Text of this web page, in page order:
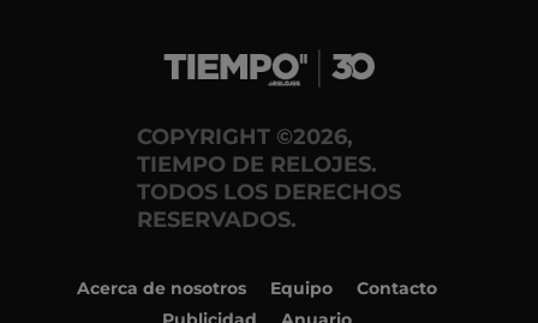
COPYRIGHT ©2026,
TIEMPO DE RELOJES.
TODOS LOS DERECHOS
RESERVADOS.
Acerca de nosotros Equipo
Contacto